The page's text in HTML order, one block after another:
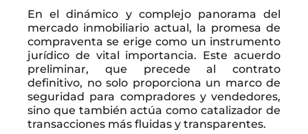
En el dinámico y complejo panorama del
mercado inmobiliario actual, la promesa de
compraventa se erige como un instrumento
jurídico de vital importancia. Este acuerdo
preliminar, que precede al contrato
definitivo, no solo proporciona un marco de
seguridad para compradores y vendedores,
sino que también actúa como catalizador de
transacciones más fluidas y transparentes.